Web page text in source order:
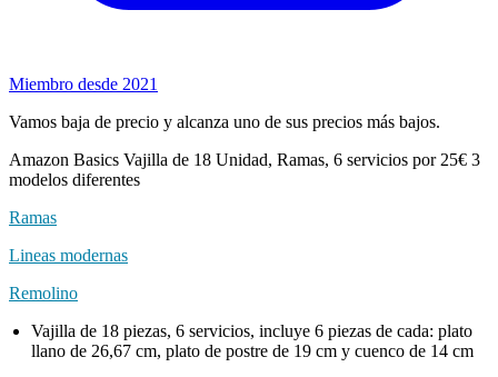
Miembro desde 2021
Vamos baja de precio y alcanza uno de sus precios más bajos.
Amazon Basics Vajilla de 18 Unidad, Ramas, 6 servicios por 25€ 3
modelos diferentes
Ramas
Lineas modernas
Remolino
Vajilla de 18 piezas, 6 servicios, incluye 6 piezas de cada: plato
llano de 26,67 cm, plato de postre de 19 cm y cuenco de 14 cm